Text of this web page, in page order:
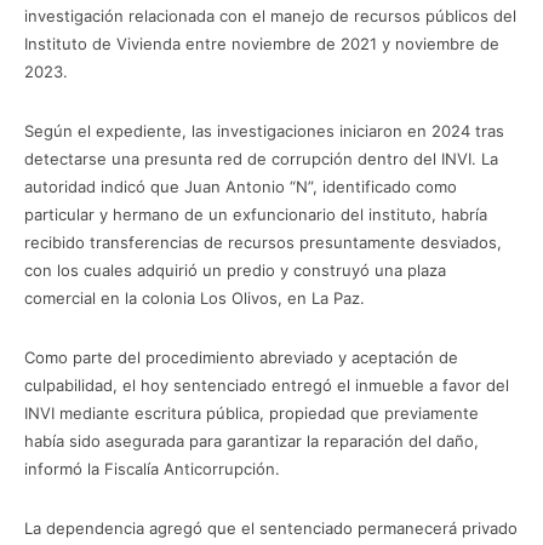
investigación relacionada con el manejo de recursos públicos del
Instituto de Vivienda entre noviembre de 2021 y noviembre de
2023.
Según el expediente, las investigaciones iniciaron en 2024 tras
detectarse una presunta red de corrupción dentro del INVI. La
autoridad indicó que Juan Antonio “N”, identificado como
particular y hermano de un exfuncionario del instituto, habría
recibido transferencias de recursos presuntamente desviados,
con los cuales adquirió un predio y construyó una plaza
comercial en la colonia Los Olivos, en La Paz.
Como parte del procedimiento abreviado y aceptación de
culpabilidad, el hoy sentenciado entregó el inmueble a favor del
INVI mediante escritura pública, propiedad que previamente
había sido asegurada para garantizar la reparación del daño,
informó la Fiscalía Anticorrupción.
La dependencia agregó que el sentenciado permanecerá privado